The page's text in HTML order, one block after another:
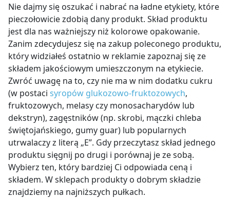
Nie dajmy się oszukać i nabrać na ładne etykiety, które
pieczołowicie zdobią dany produkt. Skład produktu
jest dla nas ważniejszy niż kolorowe opakowanie.
Zanim zdecydujesz się na zakup poleconego produktu,
który widziałeś ostatnio w reklamie zapoznaj się ze
składem jakościowym umieszczonym na etykiecie.
Zwróć uwagę na to, czy nie ma w nim dodatku cukru
(w postaci syropów glukozowo-fruktozowych,
fruktozowych, melasy czy monosacharydów lub
dekstryn), zagęstników (np. skrobi, mączki chleba
świętojańskiego, gumy guar) lub popularnych
utrwalaczy z literą „E”. Gdy przeczytasz skład jednego
produktu sięgnij po drugi i porównaj je ze sobą.
Wybierz ten, który bardziej Ci odpowiada ceną i
składem. W sklepach produkty o dobrym składzie
znajdziemy na najniższych pułkach.